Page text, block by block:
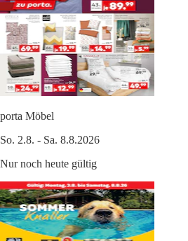
porta Möbel
So. 2.8. - Sa. 8.8.2026
Nur noch heute gültig